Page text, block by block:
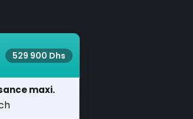
529 900 Dhs
maxi.